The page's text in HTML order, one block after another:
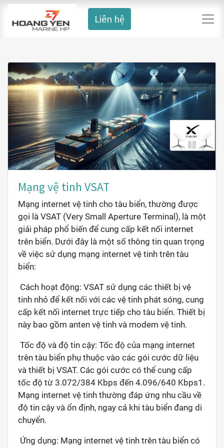
Liên hệ
Mạng vệ tinh VSAT
Mạng internet vệ tinh cho tàu biển, thường được
gọi là VSAT (Very Small Aperture Terminal), là một
giải pháp phổ biến để cung cấp kết nối internet
trên biển. Dưới đây là một số thông tin quan trọng
về việc sử dụng mạng internet vệ tinh trên tàu
biển:
Cách hoạt động: VSAT sử dụng các thiết bị vệ
tinh nhỏ để kết nối với các vệ tinh phát sóng, cung
cấp kết nối internet trực tiếp cho tàu biển. Thiết bị
này bao gồm anten vệ tinh và modem vệ tinh.
Tốc độ và độ tin cậy: Tốc độ của mạng internet
trên tàu biển phụ thuộc vào các gói cước dữ liệu
và thiết bị VSAT. Các gói cước có thể cung cấp
tốc độ từ 3.072/384 Kbps đến 4.096/640 Kbps1.
Mạng internet vệ tinh thường đáp ứng nhu cầu về
độ tin cậy và ổn định, ngay cả khi tàu biển đang di
chuyển.
Ứng dụng: Mạng internet vệ tinh trên tàu biển có